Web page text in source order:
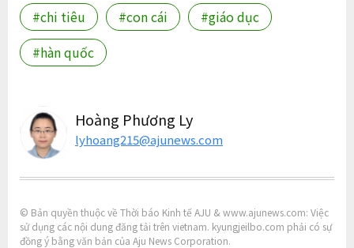
#chi tiêu #con cái
#giáo dục
#hàn quốc
Hoàng Phương Ly
lyhoang215@ajunews.com
© Bản quyền thuộc về Thời báo Kinh tế AJU & www.ajunews.com: Việc
sử dụng các nội dung đăng tải trên vietnam. kyungjeilbo.com phải có sự
đồng ý bằng văn bản của Aju News Corporation.